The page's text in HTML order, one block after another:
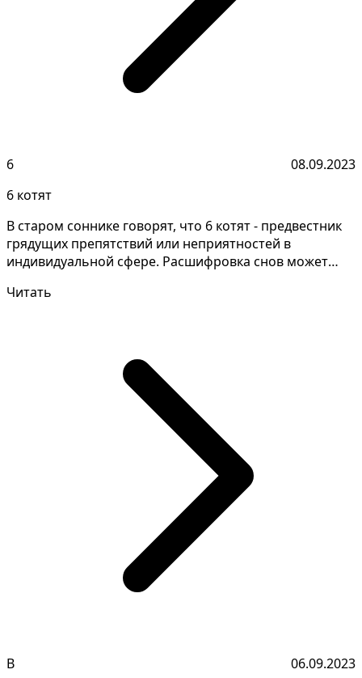
6
08.09.2023
6 котят
В старом соннике говорят, что 6 котят - предвестник
грядущих препятствий или неприятностей в
индивидуальной сфере. Расшифровка снов может
Читать
В 06.09.2023